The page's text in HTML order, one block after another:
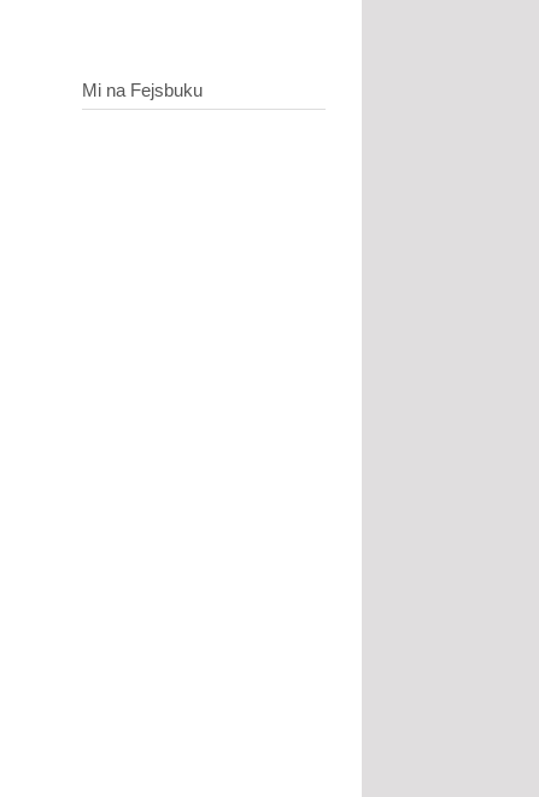
Mi na Fejsbuku